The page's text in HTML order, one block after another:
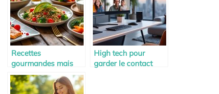
Recettes
gourmandes mais
équilibrées pour les
futures mamans
High tech pour
garder le contact